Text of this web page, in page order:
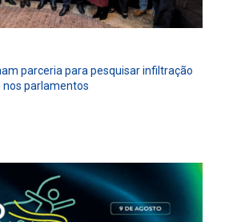
parceria para pesquisar infiltração
parlamentos